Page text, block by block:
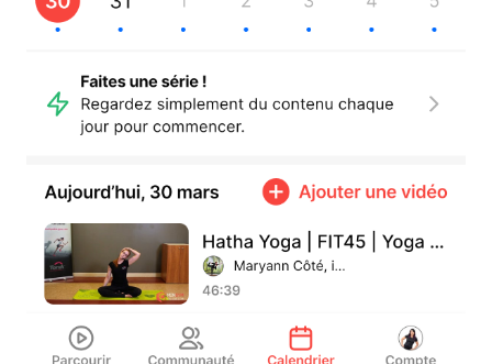
Le programme est inclus dans l'Accès illimité Tout-Inclus ou
en vente séparément.
Merci et bon entrainement!
Cathy Lam, Coach